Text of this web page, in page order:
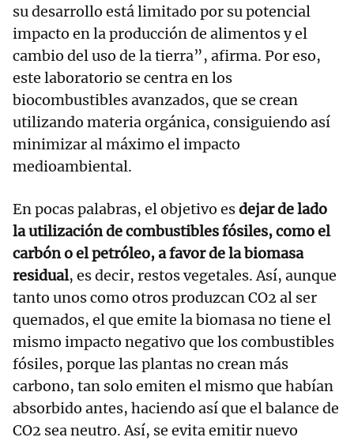
su desarrollo está limitado por su potencial
impacto en la producción de alimentos y el
cambio del uso de la tierra”, afirma. Por eso,
este laboratorio se centra en los
biocombustibles avanzados, que se crean
utilizando materia orgánica, consiguiendo así
minimizar al máximo el impacto
medioambiental.
En pocas palabras, el objetivo esdejar de lado
la utilización de combustibles fósiles, como el
carbón o el petróleo, a favor de la biomasa
residual, es decir, restos vegetales. Así, aunque
tanto unos como otros produzcan CO2 al ser
quemados, el que emite la biomasa no tiene el
mismo impacto negativo que los combustibles
fósiles, porque las plantas no crean más
carbono, tan solo emiten el mismo que habían
absorbido antes, haciendo así que el balance de
CO2 sea neutro. Así, se evita emitir nuevo